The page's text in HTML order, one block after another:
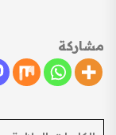
مشاركة